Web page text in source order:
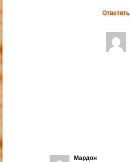
Ответить
Мардон